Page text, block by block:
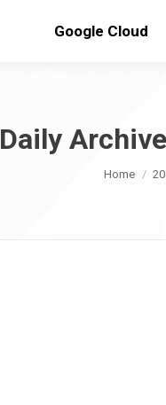
Google Cloud
Daily
You are
Home